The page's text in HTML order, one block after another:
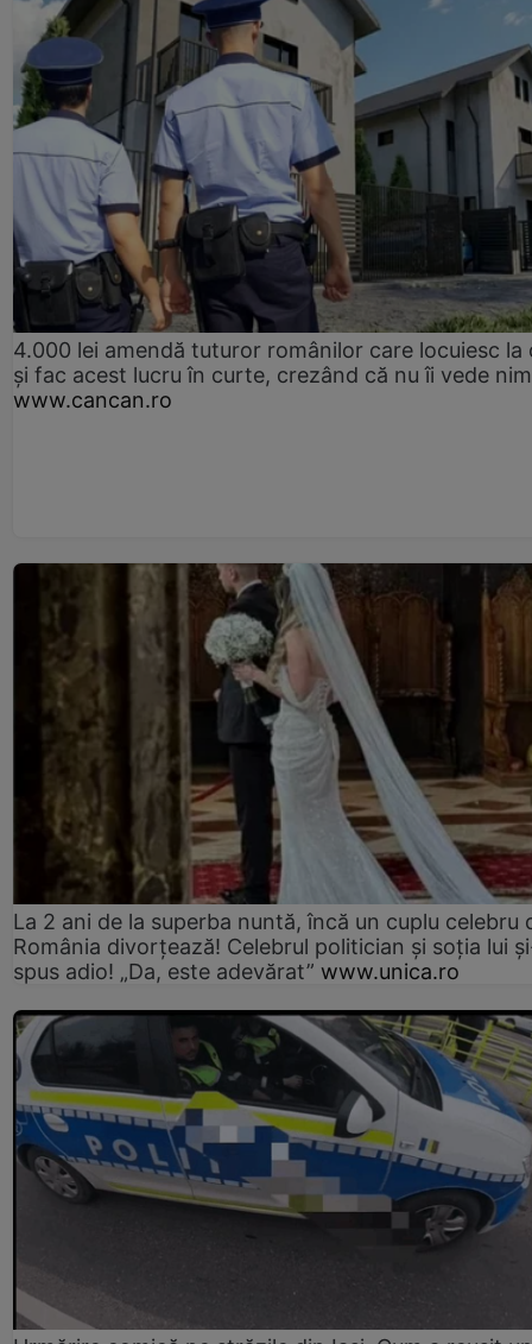
4.000 lei amendă tuturor românilor care locuiesc la
și fac acest lucru în curte, crezând că nu îi vede
www.cancan.ro
La 2 ani de la superba nuntă, încă un cuplu celebru
România divorțează! Celebrul politician și soția lui
spus adio! „Da, este adevărat” www.unica.ro